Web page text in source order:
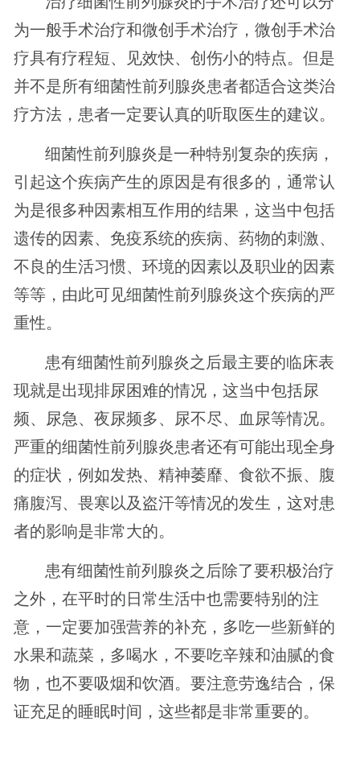
为一般手术治疗和微创手术治疗，微创手术治
疗具有疗程短、见效快、创伤小的特点。但是
并不是所有细菌性前列腺炎患者都适合这类治
疗方法，患者一定要认真的听取医生的建议。
细菌性前列腺炎是一种特别复杂的疾病，
引起这个疾病产生的原因是有很多的，通常认
为是很多种因素相互作用的结果，这当中包括
遗传的因素、免疫系统的疾病、药物的刺激、
不良的生活习惯、环境的因素以及职业的因素
等等，由此可见细菌性前列腺炎这个疾病的严
重性。
患有细菌性前列腺炎之后最主要的临床表
现就是出现排尿困难的情况，这当中包括尿
频、尿急、夜尿频多、尿不尽、血尿等情况。
严重的细菌性前列腺炎患者还有可能出现全身
的症状，例如发热、精神萎靡、食欲不振、腹
痛腹泻、畏寒以及盗汗等情况的发生，这对患
者的影响是非常大的。
患有细菌性前列腺炎之后除了要积极治疗
之外，在平时的日常生活中也需要特别的注
意，一定要加强营养的补充，多吃一些新鲜的
水果和蔬菜，多喝水，不要吃辛辣和油腻的食
物，也不要吸烟和饮酒。要注意劳逸结合，保
证充足的睡眠时间，这些都是非常重要的。